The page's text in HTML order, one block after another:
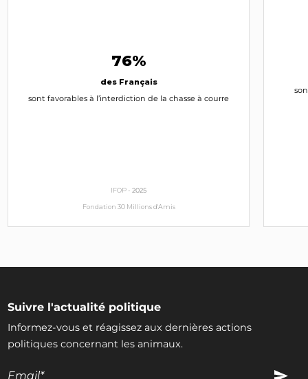
76%
des Français
sont favorables à l’interdiction de la chasse à courre
IFOP -2025
Fondation 30 Millions d'Amis
Suivre l'actualité politique
Informez-vous et réagissez aux dernières actions
politiques concernant les animaux.